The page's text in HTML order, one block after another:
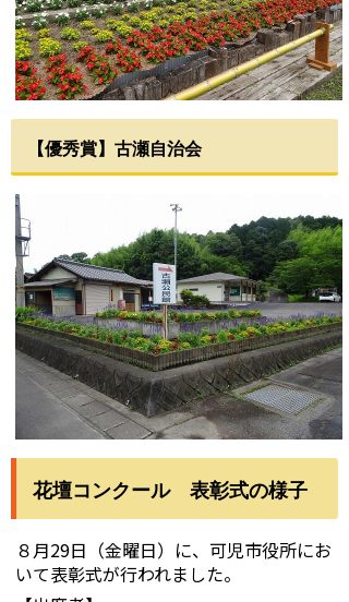
【優秀賞】古瀬自治会
花壇コンクール 表彰式の様子
８月29日（金曜日）に、可児市役所にお
いて表彰式が行われました。